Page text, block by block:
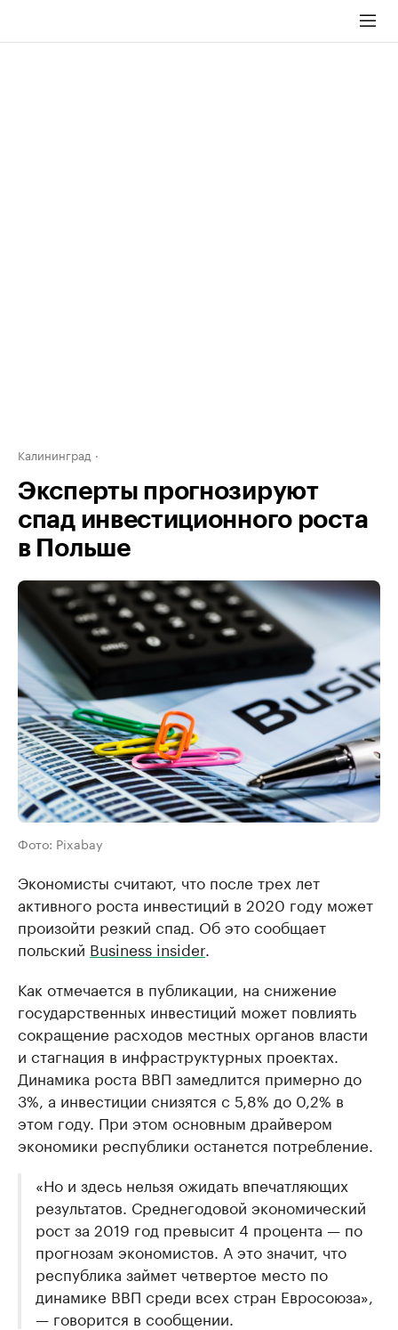
Калининград
Эксперты прогнозируют
спад инвестиционного роста
в Польше
Фото: Pixabay
Экономисты считают, что после трех лет
активного роста инвестиций в 2020 году может
произойти резкий спад. Об это сообщает
польский Business insider
Как отмечается в публикации, на снижение
государственных инвестиций может повлиять
сокращение расходов местных органов власти
и стагнация в инфраструктурных проектах.
Динамика роста ВВП замедлится примерно до
3%, а инвестиции снизятся с 5,8% до 0,2% в
этом году. При этом основным драйвером
экономики республики останется потребление.
«Но и здесь нельзя ожидать впечатляющих
результатов. Среднегодовой экономический
рост за 2019 год превысит 4 процента — по
прогнозам экономистов. А это значит, что
республика займет четвертое место по
динамике ВВП среди всех стран Евросоюза»,
— говорится в сообщении.